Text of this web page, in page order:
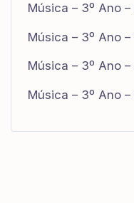
Música – 3º Ano
Música – 3º Ano
Música – 3º Ano
Música – 3º Ano